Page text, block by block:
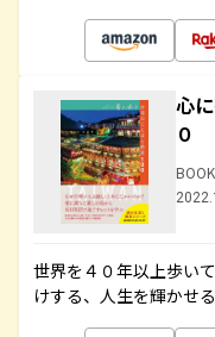
心
０
世界を４０年以上歩い
けする、人生を輝かせ